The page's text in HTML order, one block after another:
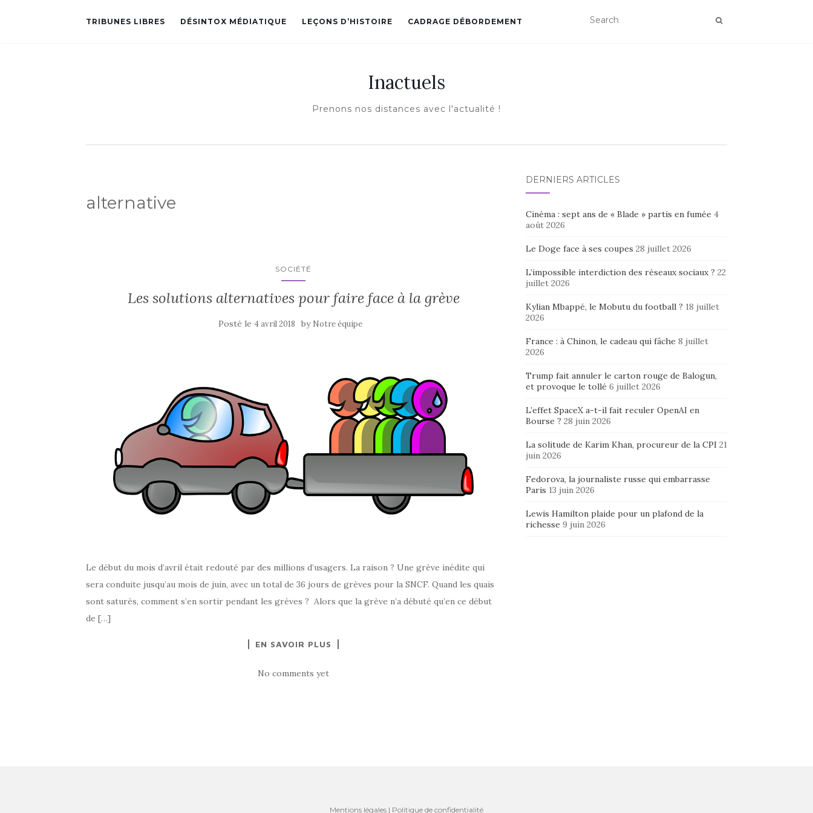
TRIBUNES LIBRES DÉSINTOX MÉDIATIQUE LEÇONS D’HISTOIRE CADRAGE DÉBORDEMENT
Inactuels
Prenons nos distances avec l'actualité !
alternative
SOCIÉTÉ
Les solutions alternatives pour faire face à la grève
Posté le4 avril 2018 by Notre équipe
Le début du mois d’avril était redouté par des millions d’usagers. La raison ? Une grève inédite qui
sera conduite jusqu’au mois de juin, avec un total de 36 jours de grèves pour la SNCF. Quand les quais
sont saturés, comment s’en sortir pendant les grèves ? Alors que la grève n’a débuté qu’en ce début
de […]
EN SAVOIR PLUS
No comments yet
DERNIERS ARTICLES
Cinéma : sept ans de « Blade » partis en fumée 4
août 2026
Le Doge face à ses coupes 28 juillet 2026
L’impossible interdiction des réseaux sociaux ? 22
juillet 2026
Kylian Mbappé, le Mobutu du football ? 18 juillet
2026
France : à Chinon, le cadeau qui fâche 8 juillet
2026
Trump fait annuler le carton rouge de Balogun,
et provoque le tollé 6 juillet 2026
L’effet SpaceX a-t-il fait reculer OpenAI en
Bourse ? 28 juin 2026
La solitude de Karim Khan, procureur de la CPI 21
juin 2026
Fedorova, la journaliste russe qui embarrasse
Paris 13 juin 2026
Lewis Hamilton plaide pour un plafond de la
richesse 9 juin 2026
Mentions légales | Politique de confidentialité